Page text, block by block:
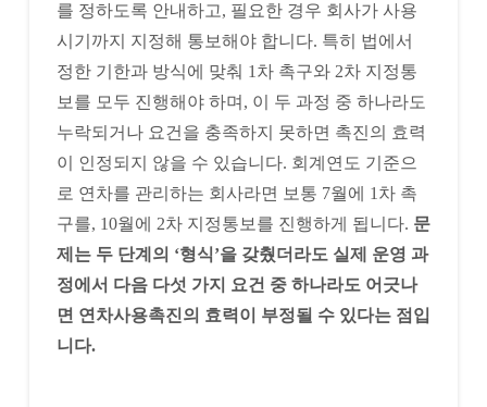
를 정하도록 안내하고, 필요한 경우 회사가 사용
시기까지 지정해 통보해야 합니다. 특히 법에서
정한 기한과 방식에 맞춰 1차 촉구와 2차 지정통
보를 모두 진행해야 하며, 이 두 과정 중 하나라도
누락되거나 요건을 충족하지 못하면 촉진의 효력
이 인정되지 않을 수 있습니다. 회계연도 기준으
로 연차를 관리하는 회사라면 보통 7월에 1차 촉
구를, 10월에 2차 지정통보를 진행하게 됩니다. 문
제는 두 단계의 ‘형식’을 갖췄더라도 실제 운영 과
정에서 다음 다섯 가지 요건 중 하나라도 어긋나
면 연차사용촉진의 효력이 부정될 수 있다는 점입
니다.